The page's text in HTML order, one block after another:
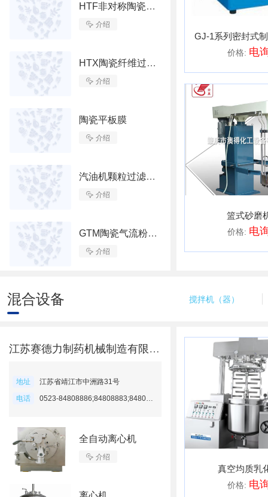
HTF非对称陶瓷膜过滤管
 介绍
HTX陶瓷纤维过滤管
 介绍
陶瓷平板膜
 介绍
汽油机颗粒过滤用蜂窝陶瓷载体（GPF）
 介绍
GTM陶瓷气流粉碎机
 介绍
GJ-1系列密封式
价格: 电
篮式砂磨
价格: 电
混合设备 搅拌机（器）
江苏赛德力制药机械制造有限公司
地址
江苏省靖江市中洲路31号
电话
0523-84808886;84808883;84808395
全自动离心机
 介绍
真空均质乳
价格: 电